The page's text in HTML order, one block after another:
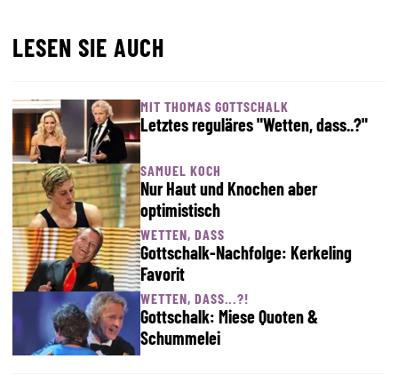
LESEN SIE AUCH
MIT THOMAS GOTTSCHALK
Letztes reguläres "Wetten, dass..?"
SAMUEL KOCH
Nur Haut und Knochen aber
optimistisch
WETTEN, DASS
Gottschalk-Nachfolge: Kerkeling
Favorit
WETTEN, DASS...?!
Gottschalk: Miese Quoten &
Schummelei